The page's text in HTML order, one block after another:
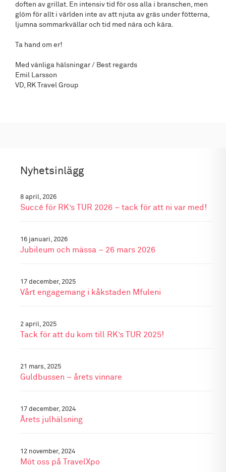
doften av grillat. En intensiv tid för oss alla i branschen, men
glöm för allt i världen inte av att njuta av gräs under fötterna,
ljumna sommarkvällar och tid med nära och kära.
Ta hand om er!
Med vänliga hälsningar / Best regards
Emil Larsson
VD, RK Travel Group
Nyhetsinlägg
8 april, 2026
Succé för RK’s TUR 2026 – tack för att ni var med!
16 januari, 2026
Jubileum och mässa – 26 mars 2026
17 december, 2025
Vårt engagemang i kåkstaden Mfuleni
2 april, 2025
Tack för att du kom till RK’s TUR 2025!
21 mars, 2025
Guldbussen – årets vinnare
17 december, 2024
Årets julhälsning
12 november, 2024
Möt oss på TravelXpo